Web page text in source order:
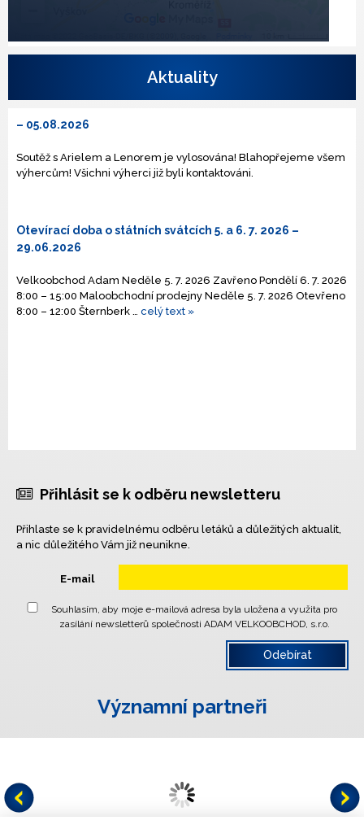
Aktuality
– 05.08.2026
Soutěž s Arielem a Lenorem je vylosována! Blahopřejeme všem
výhercům! Všichni výherci již byli kontaktováni.
Otevírací doba o státních svátcích 5. a 6. 7. 2026 –
29.06.2026
Velkoobchod Adam Neděle 5. 7. 2026 Zavřeno Pondělí 6. 7. 2026
8:00 – 15:00 Maloobchodní prodejny Neděle 5. 7. 2026 Otevřeno
8:00 – 12:00 Šternberk … celý text »
Přihlásit se k odběru newsletteru
Přihlaste se k pravidelnému odběru letáků a důležitých aktualit,
a nic důležitého Vám již neunikne.
E-mail
Souhlasím, aby moje e-mailová adresa byla uložena a využita pro
zasílání newsletterů společnosti ADAM VELKOOBCHOD, s.r.o.
Významní partneři